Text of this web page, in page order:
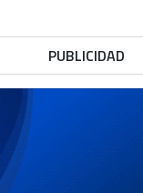
PUBLICIDAD